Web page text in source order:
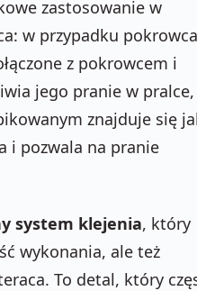
zastosowanie w
w przypadku pokrowca
z pokrowcem i
jego pranie w pralce,
znajduje się
i pozwala na pranie
system klejenia, który
wykonania, ale też
To detal, który